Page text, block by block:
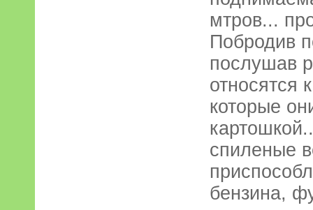
мтров...
Побродив
послушав
относятся
которые
спиленые
бензина,